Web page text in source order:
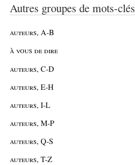
Autres groupes de mots-clés
auteurs, A-B
à vous de dire
auteurs, C-D
auteurs, E-H
auteurs, I-L
auteurs, M-P
auteurs, Q-S
auteurs, T-Z